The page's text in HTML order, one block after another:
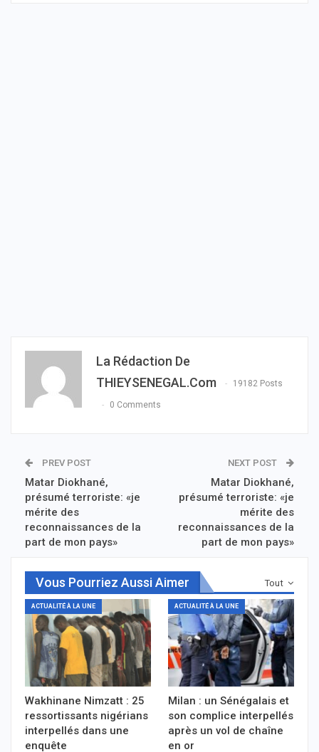
La Rédaction De
THIEYSENEGAL.com
19182 Posts
0 Comments
PREV POST
Matar Diokhané,
présumé terroriste: «je
mérite des
reconnaissances de la
part de mon pays»
NEXT POST
Matar Diokhané,
présumé terroriste: «je
mérite des
reconnaissances de la
part de mon pays»
Tout
Vous Pourriez Aussi Aimer
ACTUALITÉ À LA UNE
Wakhinane Nimzatt : 25
ressortissants nigérians
interpellés dans une
enquête
ACTUALITÉ À LA UNE
Milan : un Sénégalais et
son complice interpellés
après un vol de chaîne
en or